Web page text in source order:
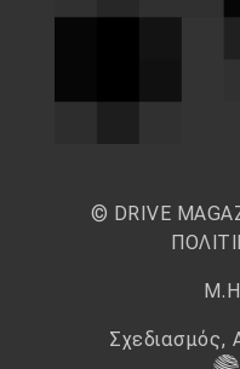
© DRIVE
Σχεδιασμός,